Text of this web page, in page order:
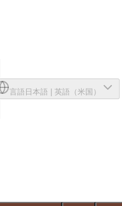
言語 日本語 英語（米国）